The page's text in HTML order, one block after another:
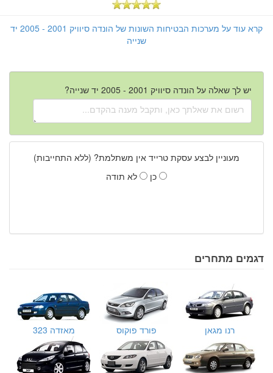
קרא עוד על מערכות הבטיחות השונות של הונדה סיוויק 2001 - 2005 יד
שנייה
יש לך שאלה על הונדה סיוויק 2001 - 2005 יד שנייה?
מעוניין לבצע עסקת טרייד אין משתלמת? (ללא התחייבות)
כן
לא תודה
דגמים מתחרים
רנו מגאן פורד פוקוס מאזדה 323